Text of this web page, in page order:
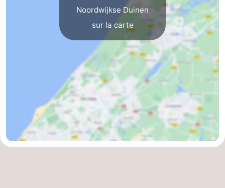
Noordwijkse Duinen
sur la carte